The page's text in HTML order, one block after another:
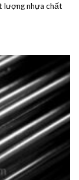
lượng nhựa chất